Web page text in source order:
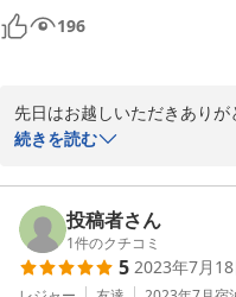
に雨よけを設置してくれ無事
ンロタイプ、鉄板使用でした）
部屋はとても綺麗で寝室は2段
スでしたが、温度調整も出来
ったTVが20インチくらいなの
で電波は問題ありませんでした
箱根のホテルもいいでしょう
のもよいですね。
ちなみに、帰りは宮城野温泉
196
先日はお越しいただきありが
たところ、大変喜んでおりま
今後もご満足いただけるよう
次回はぜひご家族様でお越し
続きを読む
投稿者さん
1件のクチコミ
5 2023年7月18